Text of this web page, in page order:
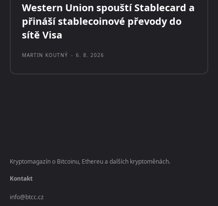
Western Union spouští Stablecard a
přináší stablecoinové převody do
sítě Visa
MARTIN KOUTNÝ - 6. 8. 2026
Kryptomagazín o Bitcoinu, Ethereu a dalších kryptoměnách.
Kontakt
info@btcc.cz